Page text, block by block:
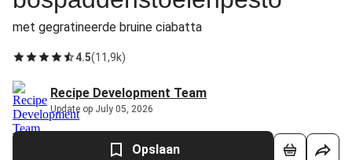
met gegratineerde bruine ciabatta
4.5(11,9k)
Recipe Development Team
Update op July 05, 2026
Opslaan